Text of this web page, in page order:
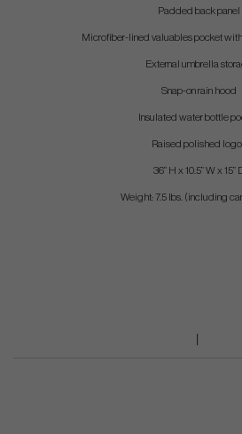
Padded back panel
Microfiber-lined valuables pocket
External umbrella
Snap-on rain hood
Insulated water bottle
Raised polished
36” H x 10.5” W x 15”
Weight: 7.5 lbs. (including